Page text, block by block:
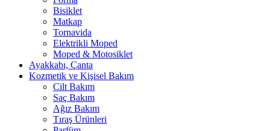
Bisiklet
Matkap
Tornavida
Elektrikli Moped
Moped & Motosiklet
Ayakkabı, Çanta
Kozmetik ve Kişisel Bakım
Cilt Bakım
Saç Bakım
Ağız Bakım
Tıraş Ürünleri